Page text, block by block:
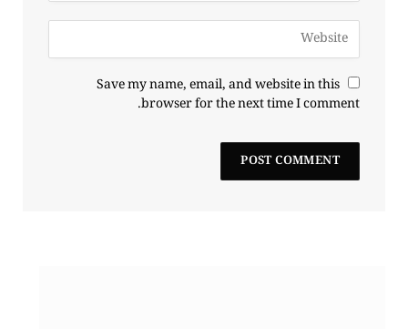
Save my name, email, and website in this
browser for the next time I comment.